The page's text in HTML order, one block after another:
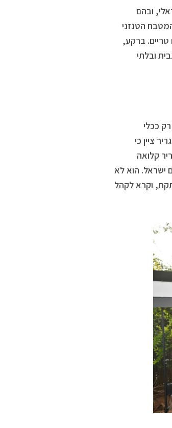
ובהם
הטנזני
טריים. ברקע,
ובלתי
ככלי
ציין כי
קלואה
ישראל. הוא לא
וקרא לקהל